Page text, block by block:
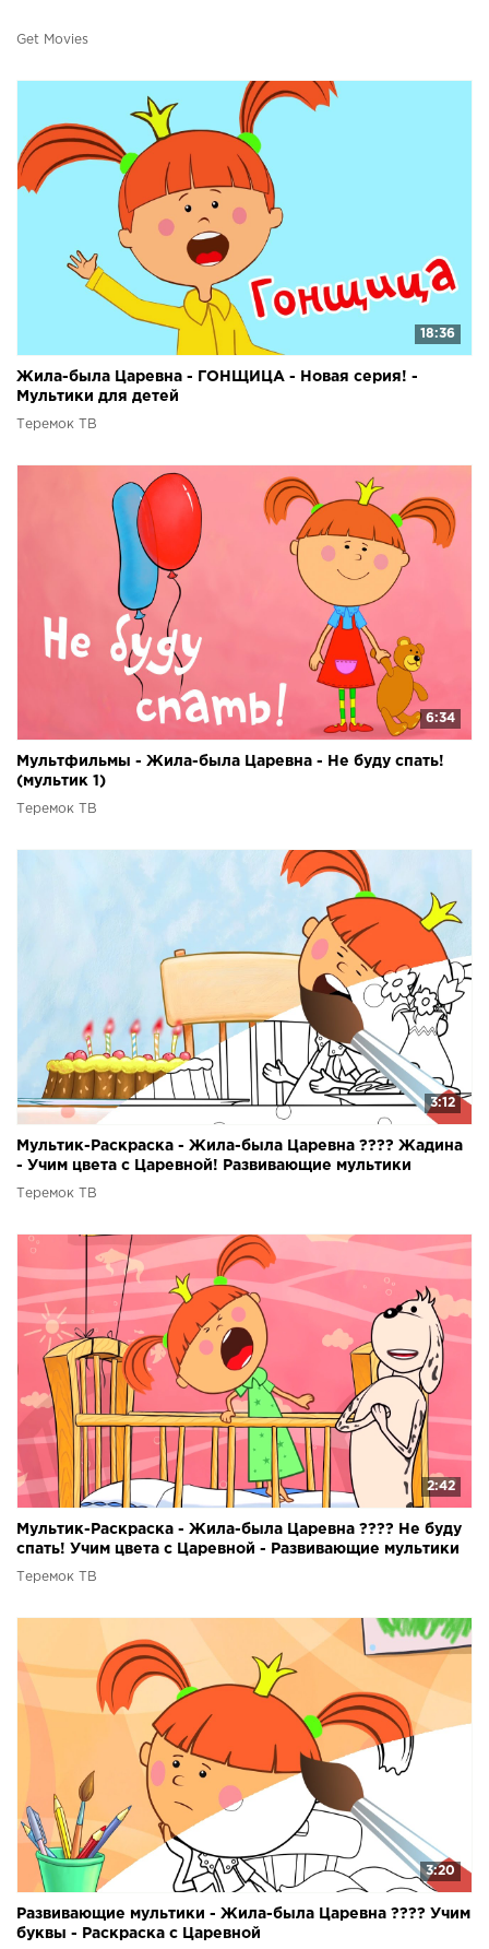
Get Movies
18:36
Жила-была Царевна - ГОНЩИЦА - Новая серия! -
Мультики для детей
Теремок ТВ
6:34
Мультфильмы - Жила-была Царевна - Не буду спать!
(мультик 1)
Теремок ТВ
3:12
Мультик-Раскраска - Жила-была Царевна ???? Жадина
- Учим цвета с Царевной! Развивающие мультики
Теремок ТВ
2:42
Мультик-Раскраска - Жила-была Царевна ???? Не буду
спать! Учим цвета с Царевной - Развивающие мультики
Теремок ТВ
3:20
Развивающие мультики - Жила-была Царевна ???? Учим
буквы - Раскраска с Царевной